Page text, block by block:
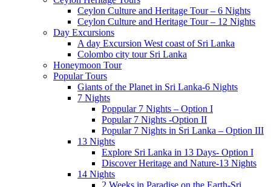
Ceylon Culture and Heritage Tour – 6 Nights
Ceylon Culture and Heritage Tour – 12 Nights
Day Excursions
A day Excursion West coast of Sri Lanka
Colombo city tour Sri Lanka
Honeymoon Tour
Popular Tours
Giants of the Planet in Sri Lanka-6 Nights
7 Nights
Poppular 7 Nights – Option I
Popular 7 Nights -Option II
Popular 7 Nights in Sri Lanka – Option III
13 Nights
Explore Sri Lanka in 13 Days- Option I
Discover Heritage and Nature-13 Nights
14 Nights
2 Weeks in Paradise on the Earth-Sri